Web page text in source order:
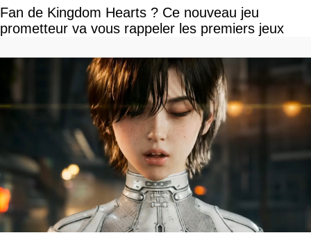
Fan de Kingdom Hearts ? Ce nouveau jeu
prometteur va vous rappeler les premiers jeux